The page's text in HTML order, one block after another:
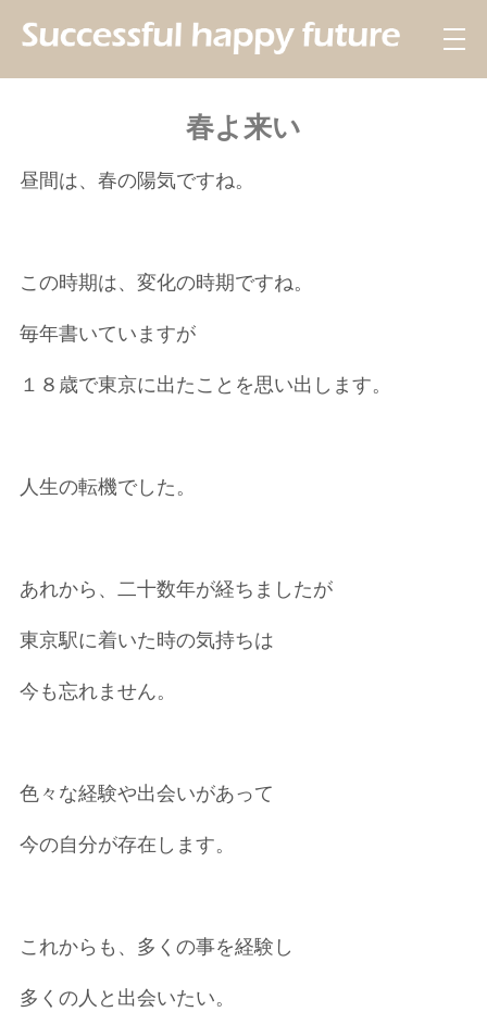
春よ来い
昼間は、春の陽気ですね。
この時期は、変化の時期ですね。
毎年書いていますが
１８歳で東京に出たことを思い出します。
人生の転機でした。
あれから、二十数年が経ちましたが
東京駅に着いた時の気持ちは
今も忘れません。
色々な経験や出会いがあって
今の自分が存在します。
これからも、多くの事を経験し
多くの人と出会いたい。